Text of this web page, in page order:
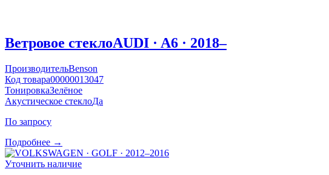
Ветровое стеклоAUDI · A6 · 2018–
ПроизводительBenson
Код товара00000013047
ТонировкаЗелёное
Акустическое стеклоДа
По запросу
Подробнее →
Уточнить наличие